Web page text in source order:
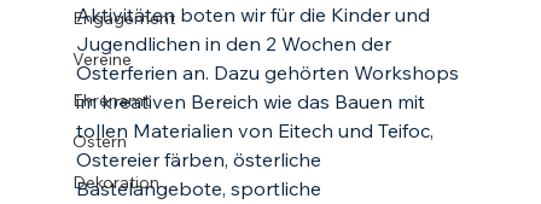
Engagement
Vereine
Ehrenamt
Ostern
Dekoration
Aktivitäten boten wir für die Kinder und
Jugendlichen in den 2 Wochen der
Osterferien an. Dazu gehörten Workshops
im kreativen Bereich wie das Bauen mit
tollen Materialien von Eitech und Teifoc,
Ostereier färben, österliche
Bastelangebote, sportliche